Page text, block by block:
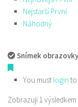
Nejstarší První
Náhodný
Snímek
You must login to
Zobrazuji 1 výsledkem